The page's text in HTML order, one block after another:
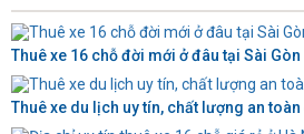
Thuê xe 16 chỗ đời mới ở đâu tại Sài Gòn
Thuê xe du lịch uy tín, chất lượng an